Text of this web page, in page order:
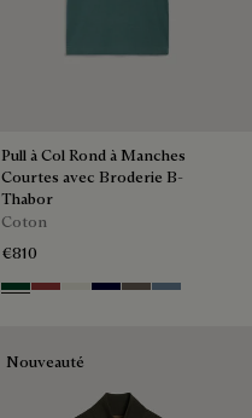
Pull à Col Rond à Manches
Courtes avec Broderie B-
Thabor
Coton
€810
Green Smoke
Red Ocher
Off White
Nero Blue
SepiaDark Woad
Nouveauté